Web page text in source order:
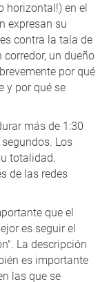
horizontal!) en el
expresan su
contra la tala de
corredor, un dueño
por qué
y por qué se
más de 1:30
Los
totalidad.
de las redes
que el
es seguir el
La descripción
es importante
las que se